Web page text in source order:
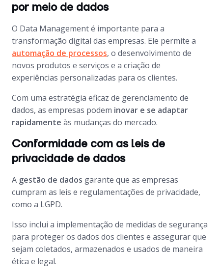
por meio de dados
O Data Managementé importante para a
transformação digital das empresas. Ele permite a
automação de processos, o desenvolvimento de
novos produtos e serviços e a criação de
experiências personalizadas para os clientes.
Com uma estratégia eficaz de gerenciamento de
dados, as empresas podem inovar e se adaptar
rapidamente às mudanças do mercado.
Conformidade com as leis de
privacidade de dados
A gestão de dados garante que as empresas
cumpram as leis e regulamentações de privacidade,
como a LGPD.
Isso inclui a implementação de medidas de segurança
para proteger os dados dos clientes e assegurar que
sejam coletados, armazenados e usados de maneira
ética e legal.